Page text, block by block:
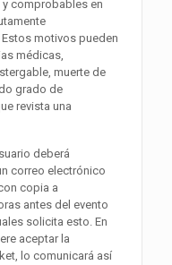
comprobables en
motivos pueden
médicas,
muerte de
grado de
revista una
deberá
correo electrónico
copia a
antes del evento
solicita esto. En
aceptar la
lo comunicará así